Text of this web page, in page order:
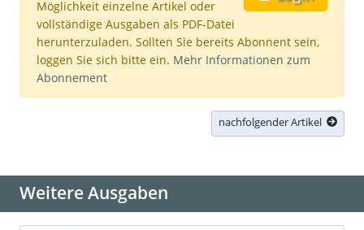
Möglichkeit einzelne Artikel oder
vollständige Ausgaben als PDF-Datei
herunterzuladen. Sollten Sie bereits Abonnent sein,
loggen Sie sich bitte ein. Mehr Informationen zum
Abonnement
nachfolgender Artikel
Weitere Ausgaben